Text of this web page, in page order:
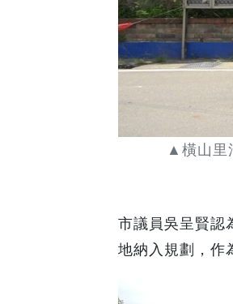
▲橫山里
市議員吳呈賢認
地納入規劃，作